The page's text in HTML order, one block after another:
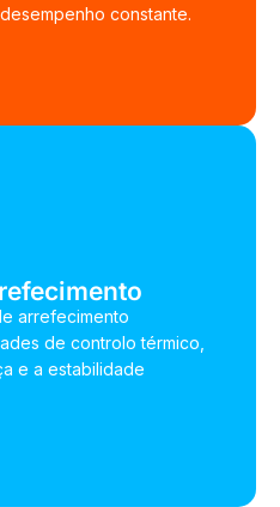
constante.
arrefecimento
de controlo térmico,
e a estabilidade